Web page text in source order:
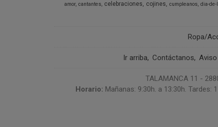
amor cantantes celebraciones cojines cumpleanos dia-de-
Ropa/
Ir arriba Contáctanos Aviso
TALAMANCA 11 -
Horario: Mañanas: 9:30h. a 13:30h. Tardes: